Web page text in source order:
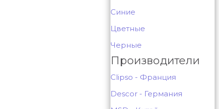
Синие
Цветные
Черные
Производители
Clipso - Франция
Descor - Германия